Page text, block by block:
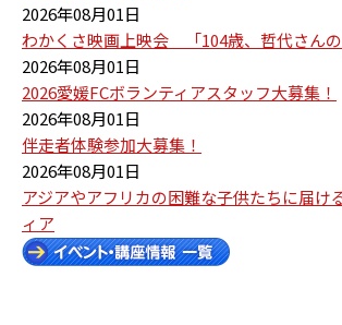
2026年08月01日
わかくさ映画上映会 「104歳、哲代さんの
2026年08月01日
2026愛媛FCボランティアスタッフ大募集！
2026年08月01日
伴走者体験参加大募集！
2026年08月01日
アジアやアフリカの困難な子供たちに届け
ィア